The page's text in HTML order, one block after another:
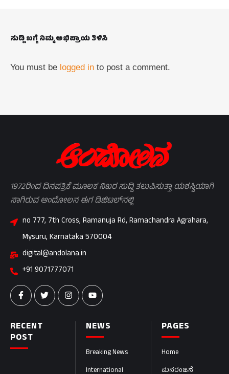
ಸುದ್ದಿ ಬಗ್ಗೆ ನಿಮ್ಮ ಅಭಿಪ್ರಾಯ ತಿಳಿಸಿ
You must be logged in to post a comment.
PAGES
Home
ಮನರಂಜನೆ
NEWS
Breaking News
International
RECENT
POST
1972ರಿಂದ ದಿನಪತ್ರಿಕೆ ಮೂಲಕ ನಿಖರ ಸುದ್ದಿ ತಲುಪಿಸುತ್ತಾ ಯಶಸ್ವಿಯಾಗಿ
ಸಾಗಿರುವ ಆಂದೋಲನ ಈಗ ಡಿಜಿಟಲ್‌ನಲ್ಲಿ
no 777, 7th Cross, Ramanuja Rd, Ramachandra Agrahara,
Mysuru, Karnataka 570004
digital@andolana.in
+91 9071777071